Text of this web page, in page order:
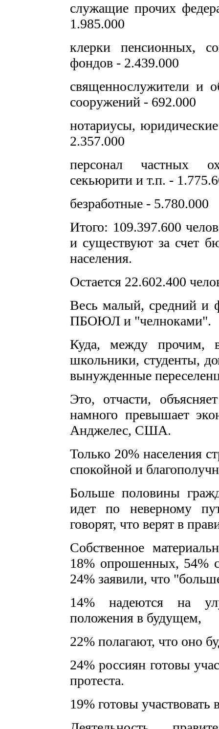
служащие прочих
1.985.000
клерки пенсионных,
фондов - 2.439.000
священнослужители и
сооружений - 692.000
нотариусы,
2.357.000
персонал частных
секьюрити и т.п. -
безработные - 5.780.000
Итого: 109.397.600
и существуют за счет
населения.
Остается 22.602.400
Весь малый, средний и
ПБОЮЛ и "челноками".
Куда, между прочим,
школьники, студенты,
вынужденные
Это, отчасти,
намного превышает
Анджелес, США.
Только 20% населения
спокойной и
Больше половины
идет по неверному
говорят, что верят в
Собственное
18% опрошенных, 54%
24% заявили, что
14% надеются на
положения в будущем,
22% полагают, что оно
24% россиян готовы
протеста.
19% готовы участвовать